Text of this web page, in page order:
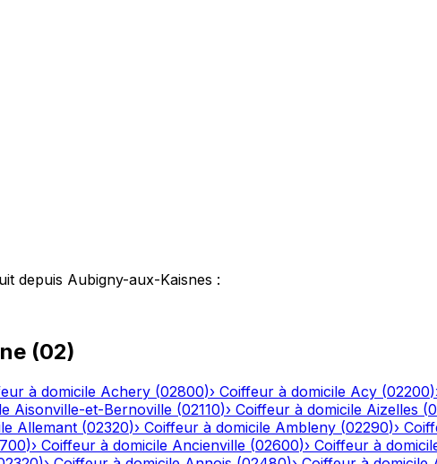
depuis Aubigny-aux-Kaisnes :
(02)
à domicile Achery (02800)› Coiffeur à domicile Acy (02200)
Aisonville-et-Bernoville (02110)› Coiffeur à domicile Aizelles (
Allemant (02320)› Coiffeur à domicile Ambleny (02290)›
)› Coiffeur à domicile Ancienville (02600)› Coiffeur à